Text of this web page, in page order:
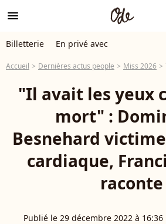
menu
Billetterie En privé avec
Accueil Dernières actus people Miss 2026
"Il avait les yeux
mort" :
Besnehard
cardiaque,
raconte
Publié le 29 décembre 2022 à 16:36